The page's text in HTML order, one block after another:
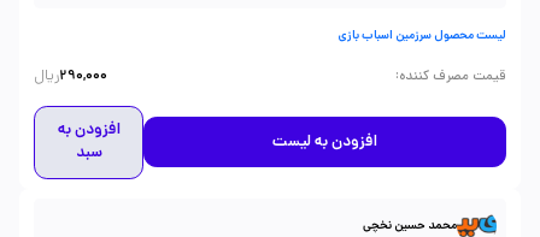
لیست محصول سرزمین اسباب بازی
قیمت مصرف کننده:
290,000ریال
افزودن به لیست
افزودن به
سبد
محمد حسین نخچی